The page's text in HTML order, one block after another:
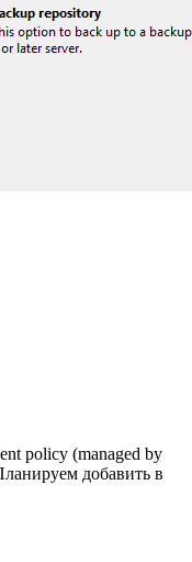
policy (managed by
добавить в